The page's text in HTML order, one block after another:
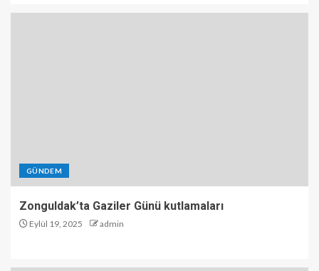
Hayata Döndü
Düzce’de Yol Çalışması
Sırasında Kaza: 2 Emekçi
Yaralandı
GÜNDEM
Zonguldak’ta Gaziler Günü kutlamaları
Eylül 19, 2025 admin